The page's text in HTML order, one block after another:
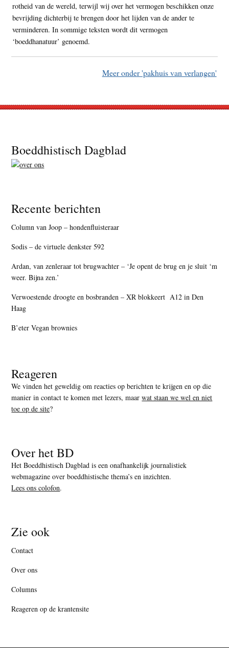
rotheid van de wereld, terwijl wij over het vermogen beschikken onze
bevrijding dichterbij te brengen door het lijden van de ander te
verminderen. In sommige teksten wordt dit vermogen
‘boeddhanatuur’ genoemd.
Meer onder 'pakhuis van verlangen'
Footer
Boeddhistisch Dagblad
Recente berichten
Column van Joop – hondenfluisteraar
Sodis – de virtuele denkster 592
Ardan, van zenleraar tot brugwachter – ‘Je opent de brug en je sluit ‘m
weer. Bijna zen.’
Verwoestende droogte en bosbranden – XR blokkeert A12 in Den
Haag
B’eter Vegan brownies
Reageren
We vinden het geweldig om reacties op berichten te krijgen en op die
manier in contact te komen met lezers, maarwat staan we wel en niet
toe op de site?
Over het BD
Het Boeddhistisch Dagblad is een onafhankelijk journalistiek
webmagazine over boeddhistische thema’s en inzichten.
Lees ons colofon.
Zie ook
Contact
Over ons
Columns
Reageren op de krantensite